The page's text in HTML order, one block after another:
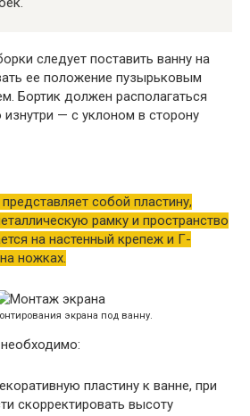
следует поставить ванну на
ее положение пузырьковым
Бортик должен располагаться
изнутри — с уклоном в сторону
собой пластину,
рамку и пространство
на настенный крепеж и Г-
ножках.
экрана под ванну.
пластину к ванне, при
скорректировать высоту